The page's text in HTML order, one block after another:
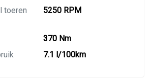
toeren
5250 RPM
370 Nm
7.1 l/100km